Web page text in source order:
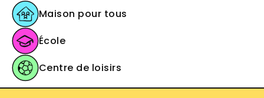
Maison pour tous
École
Centre de loisirs